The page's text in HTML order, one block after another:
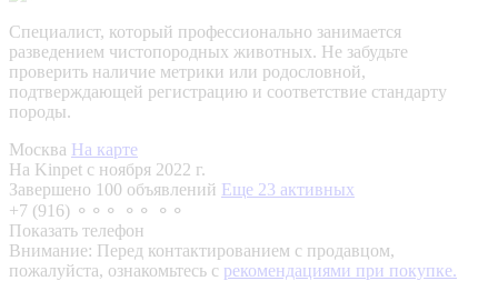
Специалист, который профессионально занимается
разведением чистопородных животных. Не забудьте
проверить наличие метрики или родословной,
подтверждающей регистрацию и соответствие стандарту
породы.
Москва На карте
На Kinpet c ноября 2022 г.
Завершено 100 объявлений Еще 23 активных
+7 (916) ⚬⚬⚬ ⚬⚬ ⚬⚬
Показать телефон
Внимание: Перед контактированием с продавцом,
пожалуйста, ознакомьтесь с рекомендациями при покупке.